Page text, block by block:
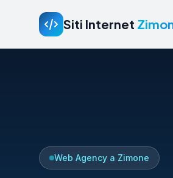
Siti Internet
Web Agency a Zimone